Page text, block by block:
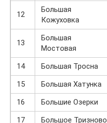
12
Большая
Кожуховка
13
Большая
Мостовая
14 Большая Тросна
15
Большая Хатунка
16
Большие Озерки
17
Большое Тризново